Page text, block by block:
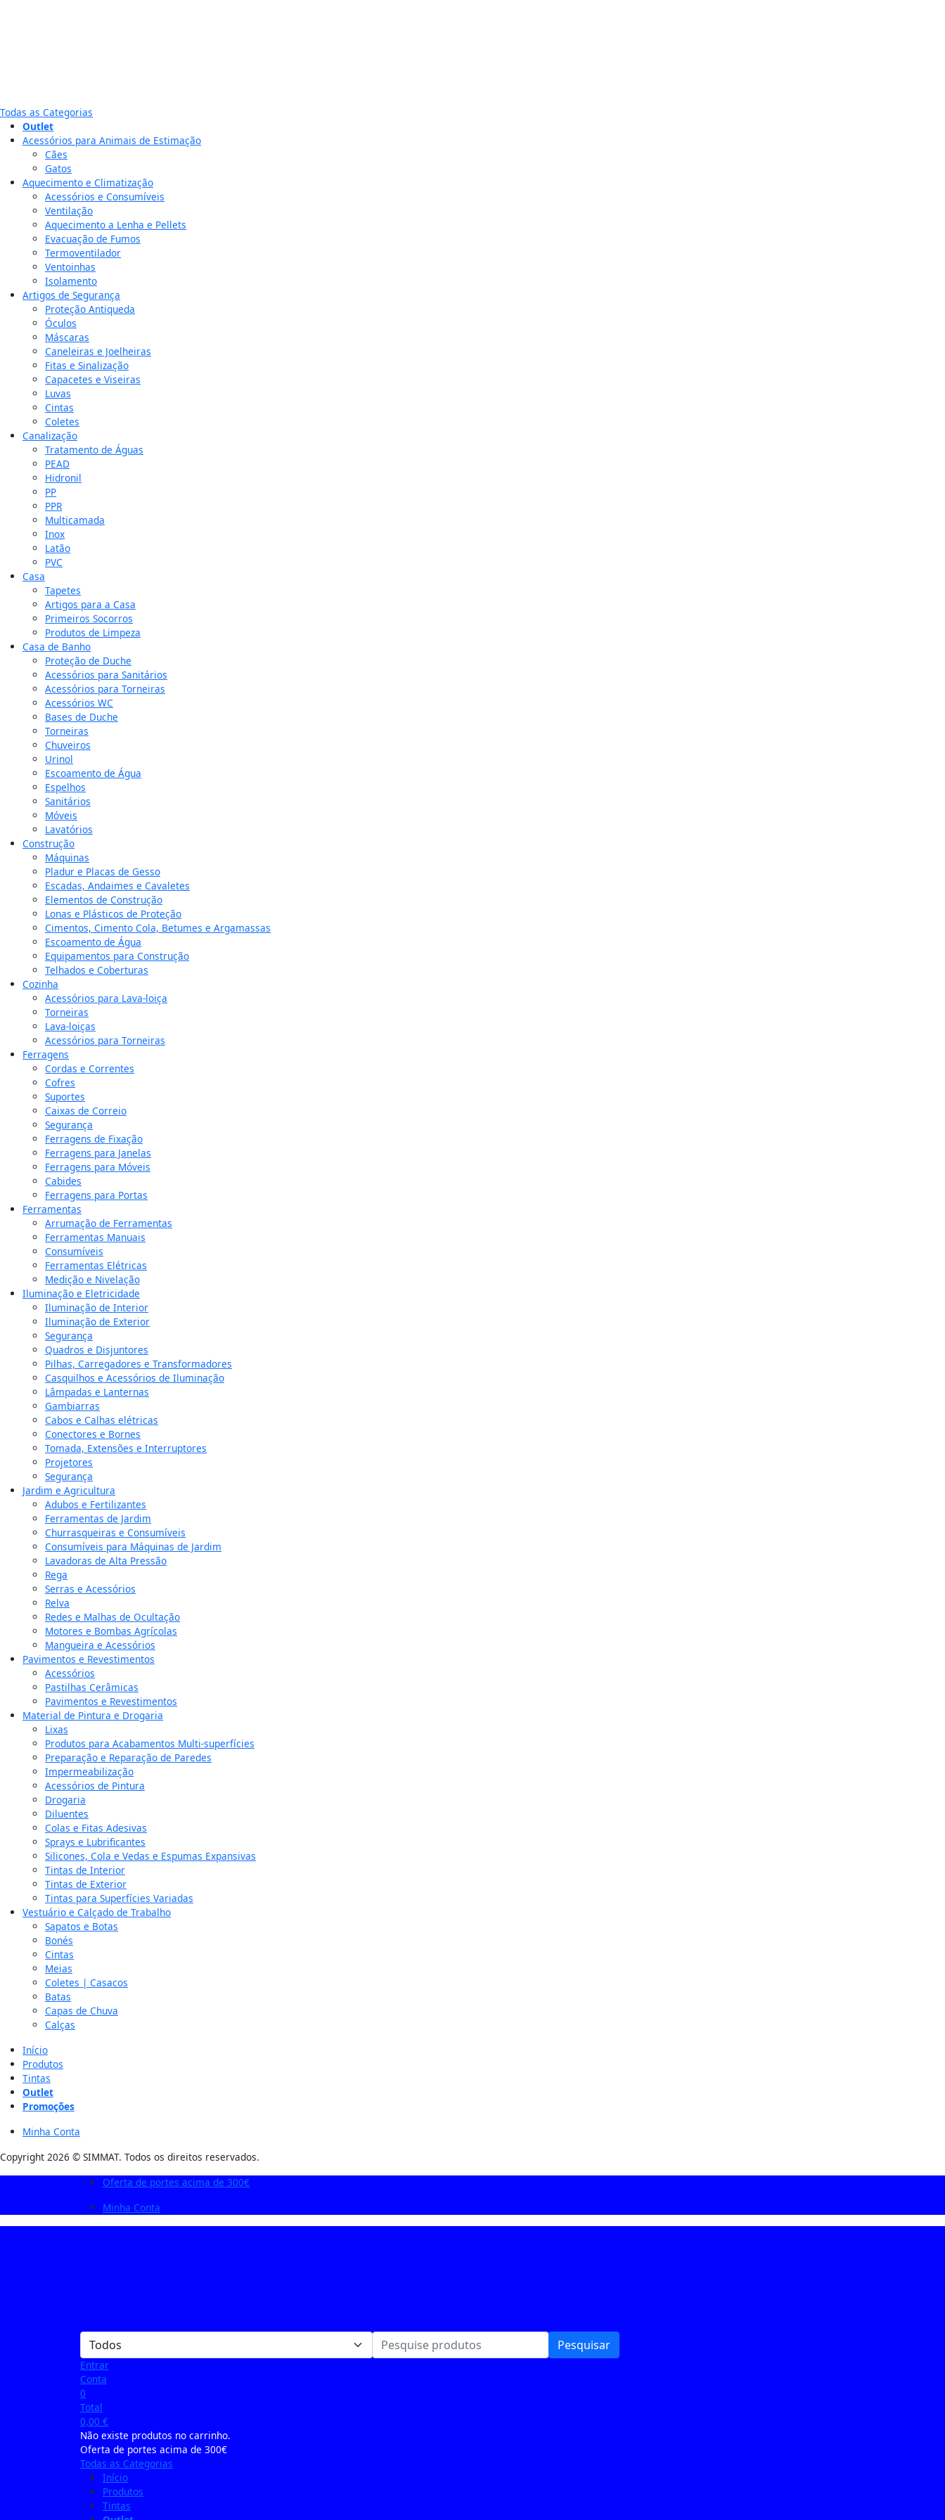
Todas as Categorias
Outlet
Acessórios para Animais de Estimação
Cães
Gatos
Aquecimento e Climatização
Acessórios e Consumíveis
Ventilação
Aquecimento a Lenha e Pellets
Evacuação de Fumos
Termoventilador
Ventoinhas
Isolamento
Artigos de Segurança
Proteção Antiqueda
Óculos
Máscaras
Caneleiras e Joelheiras
Fitas e Sinalização
Capacetes e Viseiras
Luvas
Cintas
Coletes
Canalização
Tratamento de Águas
PEAD
Hidronil
PP
PPR
Multicamada
Inox
Latão
PVC
Casa
Tapetes
Artigos para a Casa
Primeiros Socorros
Produtos de Limpeza
Casa de Banho
Proteção de Duche
Acessórios para Sanitários
Acessórios para Torneiras
Acessórios WC
Bases de Duche
Torneiras
Chuveiros
Urinol
Escoamento de Água
Espelhos
Sanitários
Móveis
Lavatórios
Construção
Máquinas
Pladur e Placas de Gesso
Escadas, Andaimes e Cavaletes
Elementos de Construção
Lonas e Plásticos de Proteção
Cimentos, Cimento Cola, Betumes e Argamassas
Escoamento de Água
Equipamentos para Construção
Telhados e Coberturas
Cozinha
Acessórios para Lava-loiça
Torneiras
Lava-loiças
Acessórios para Torneiras
Ferragens
Cordas e Correntes
Cofres
Suportes
Caixas de Correio
Segurança
Ferragens de Fixação
Ferragens para Janelas
Ferragens para Móveis
Cabides
Ferragens para Portas
Ferramentas
Arrumação de Ferramentas
Ferramentas Manuais
Consumíveis
Ferramentas Elétricas
Medição e Nivelação
Iluminação e Eletricidade
Iluminação de Interior
Iluminação de Exterior
Segurança
Quadros e Disjuntores
Pilhas, Carregadores e Transformadores
Casquilhos e Acessórios de Iluminação
Lâmpadas e Lanternas
Gambiarras
Cabos e Calhas elétricas
Conectores e Bornes
Tomada, Extensões e Interruptores
Projetores
Segurança
Jardim e Agricultura
Adubos e Fertilizantes
Ferramentas de Jardim
Churrasqueiras e Consumíveis
Consumíveis para Máquinas de Jardim
Lavadoras de Alta Pressão
Rega
Serras e Acessórios
Relva
Redes e Malhas de Ocultação
Motores e Bombas Agrícolas
Mangueira e Acessórios
Pavimentos e Revestimentos
Acessórios
Pastilhas Cerâmicas
Pavimentos e Revestimentos
Material de Pintura e Drogaria
Lixas
Produtos para Acabamentos Multi-superfícies
Preparação e Reparação de Paredes
Impermeabilização
Acessórios de Pintura
Drogaria
Diluentes
Colas e Fitas Adesivas
Sprays e Lubrificantes
Silicones, Cola e Vedas e Espumas Expansivas
Tintas de Interior
Tintas de Exterior
Tintas para Superfícies Variadas
Vestuário e Calçado de Trabalho
Sapatos e Botas
Bonés
Cintas
Meias
Coletes | Casacos
Batas
Capas de Chuva
Calças
Início
Produtos
Tintas
Outlet
Promoções
Minha Conta
Copyright 2026 © SIMMAT. Todos os direitos reservados.
Oferta de portes acima de 300€
Minha Conta
Pesquisar
Entrar
Conta
0
Total
0,00 €
Não existe produtos no carrinho.
Oferta de portes acima de 300€
Todas as Categorias
Início
Produtos
Tintas